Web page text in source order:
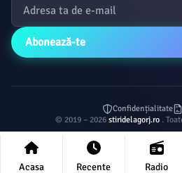
Abonează-te
Confidențialitate
© 2019 – 2026 stiridelagorj.ro .
Acasa Recente Radio